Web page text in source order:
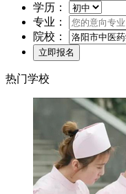
学历：
专业：
院校：
热门学校